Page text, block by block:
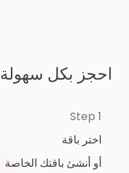
احجز بكل سهولة
Step 1
اختر باقة
أو أنشئ باقتك الخاصة